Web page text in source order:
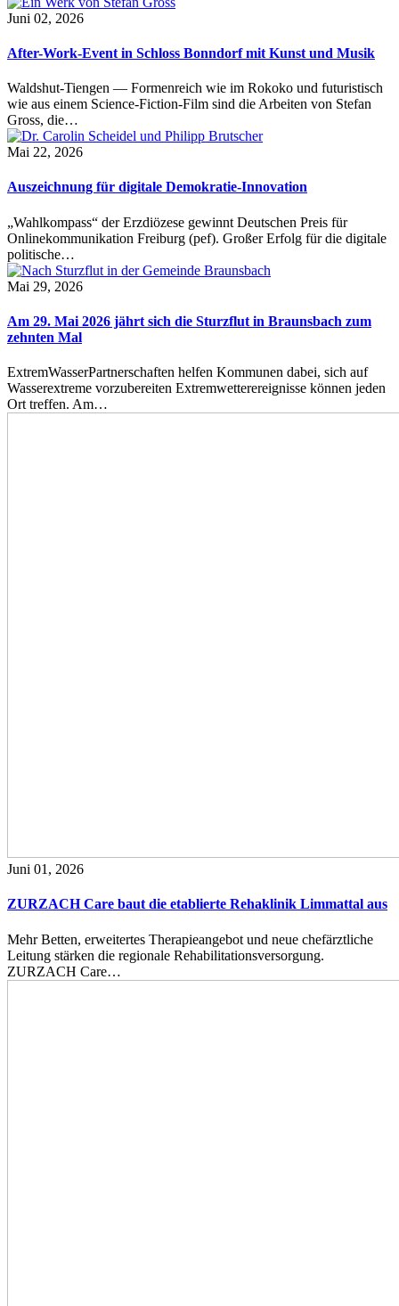
Juni 02, 2026
After-Work-Event in Schloss Bonndorf mit Kunst und Musik
Waldshut-Tiengen — Formenreich wie im Rokoko und futuristisch
wie aus einem Science-Fiction-Film sind die Arbeiten von Stefan
Gross, die…
Mai 22, 2026
Auszeichnung für digitale Demokratie-Innovation
„Wahlkompass“ der Erzdiözese gewinnt Deutschen Preis für
Onlinekommunikation Freiburg (pef). Großer Erfolg für die digitale
politische…
Mai 29, 2026
Am 29. Mai 2026 jährt sich die Sturzflut in Braunsbach zum
zehnten Mal
ExtremWasserPartnerschaften helfen Kommunen dabei, sich auf
Wasserextreme vorzubereiten Extremwetterereignisse können jeden
Ort treffen. Am…
Juni 01, 2026
ZURZACH Care baut die etablierte Rehaklinik Limmattal aus
Mehr Betten, erweitertes Therapieangebot und neue chefärztliche
Leitung stärken die regionale Rehabilitationsversorgung.
ZURZACH Care…